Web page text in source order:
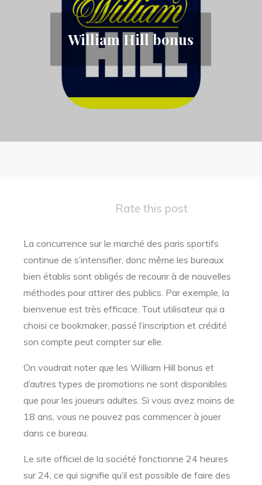
William Hill bonus
Rate this post
La concurrence sur le marché des paris sportifs
continue de s’intensifier, donc même les bureaux
bien établis sont obligés de recourir à de nouvelles
méthodes pour attirer des publics. Par exemple, la
bienvenue est très efficace. Tout utilisateur qui a
choisi ce bookmaker, passé l’inscription et crédité
son compte peut compter sur elle.
On voudrait noter que les William Hill bonus et
d’autres types de promotions ne sont disponibles
que pour les joueurs adultes. Si vous avez moins de
18 ans, vous ne pouvez pas commencer à jouer
dans ce bureau.
Le site officiel de la société fonctionne 24 heures
sur 24, ce qui signifie qu’il est possible de faire des